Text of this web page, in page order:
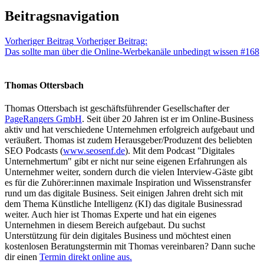
Beitragsnavigation
Vorheriger Beitrag Vorheriger Beitrag:
Das sollte man über die Online-Werbekanäle unbedingt wissen #168
Thomas Ottersbach
Thomas Ottersbach ist geschäftsführender Gesellschafter der
PageRangers GmbH. Seit über 20 Jahren ist er im Online-Business
aktiv und hat verschiedene Unternehmen erfolgreich aufgebaut und
veräußert. Thomas ist zudem Herausgeber/Produzent des beliebten
SEO Podcasts (www.seosenf.de). Mit dem Podcast "Digitales
Unternehmertum" gibt er nicht nur seine eigenen Erfahrungen als
Unternehmer weiter, sondern durch die vielen Interview-Gäste gibt
es für die Zuhörer:innen maximale Inspiration und Wissenstransfer
rund um das digitale Business. Seit einigen Jahren dreht sich mit
dem Thema Künstliche Intelligenz (KI) das digitale Businessrad
weiter. Auch hier ist Thomas Experte und hat ein eigenes
Unternehmen in diesem Bereich aufgebaut. Du suchst
Unterstützung für dein digitales Business und möchtest einen
kostenlosen Beratungstermin mit Thomas vereinbaren? Dann suche
dir einen Termin direkt online aus.